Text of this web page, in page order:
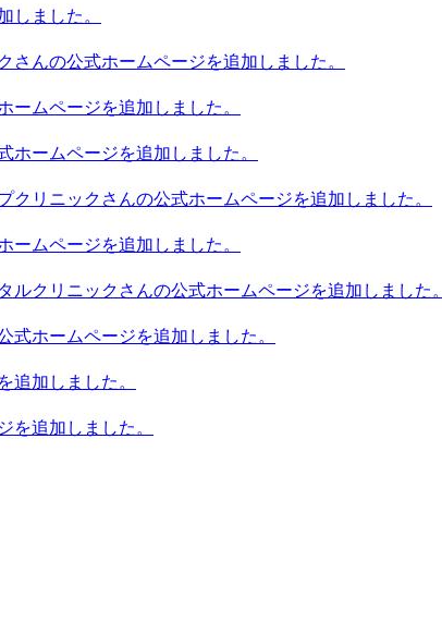
ました。
んの公式ホームページを追加しました。
ムページを追加しました。
ームページを追加しました。
リニックさんの公式ホームページを追加しました。
ムページを追加しました。
クリニックさんの公式ホームページを追加しました。
ホームページを追加しました。
加しました。
追加しました。